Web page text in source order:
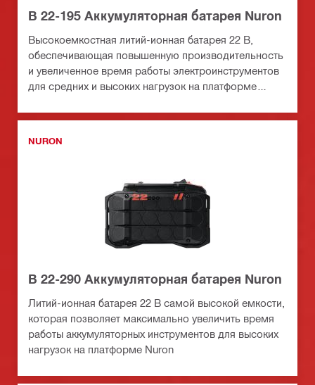
B 22-195 Аккумуляторная батарея Nuron
Высокоемкостная литий-ионная батарея 22 В,
обеспечивающая повышенную производительность
и увеличенное время работы электроинструментов
для средних и высоких нагрузок на платформе
NURON
B 22-290 Аккумуляторная батарея Nuron
Литий-ионная батарея 22 В самой высокой емкости,
которая позволяет максимально увеличить время
работы аккумуляторных инструментов для высоких
нагрузок на платформе Nuron